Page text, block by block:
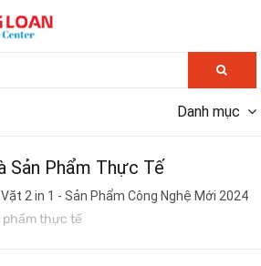
Danh mục
Sản Phẩm Thực Tế
2 in 1 - Sản Phẩm Công Nghệ Mới 2024
phẩm thực tế